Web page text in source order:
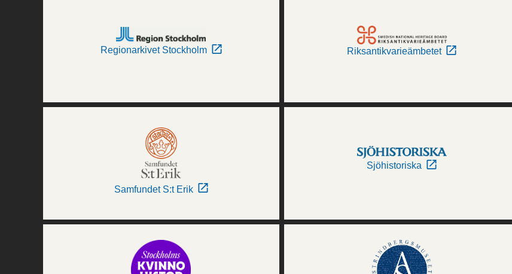
Regionarkivet Stockholm Riksantikvarieämbetet
Samfundet S:t Erik
Sjöhistoriska